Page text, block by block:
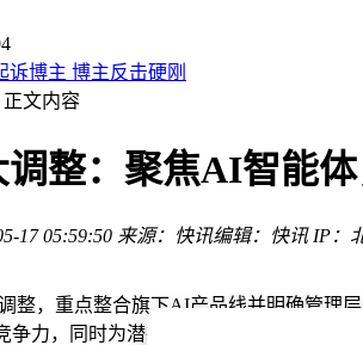
与未来实践路径
变革，开启交互新篇章
诉博主 博主反击硬刚
头AirPods，发布或延至2027年
，共绘人机协同新篇章
，或成A股人形机器人领域领跑者
议不断，云计算真实需求何解？
可错过的十大核心技能解析
战与未来实践路径
正文内容
整：聚焦AI智能
17 05:59:50 来源：快讯编辑：快讯 IP：
整，重点整合旗下AI产品线并明确管理
力，同时为潜在的首次公开募股（IPO）